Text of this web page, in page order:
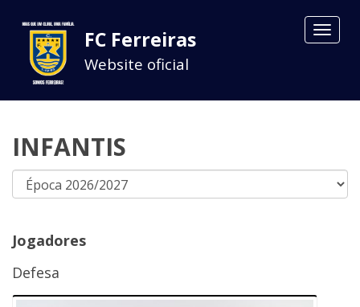
Toggle
FC Ferreiras
Website oficial
INFANTIS
Jogadores
Defesa